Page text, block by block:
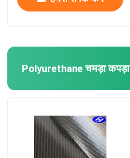
Polyurethane चमड़ा कपड़ा